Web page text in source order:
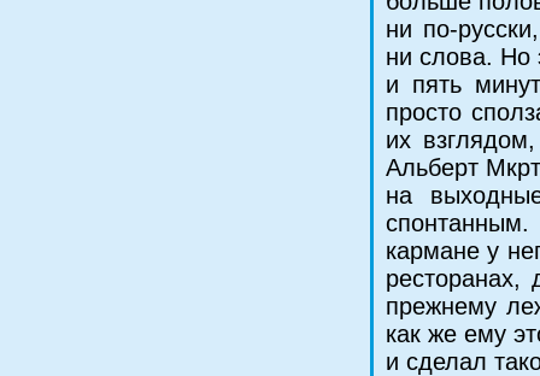
ни по-
ни слова. Но
и пять
просто
их
Альберт
на
спонтанным.
кармане у
прежнему
как же ему
и сделал